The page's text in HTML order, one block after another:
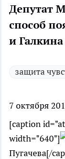
Депутат
способ
и
защита
7 октября
[caption
width="640"]
Пугачева[/